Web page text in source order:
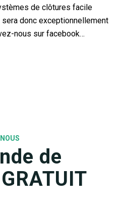
de clôtures facile
donc exceptionnellement
nous sur facebook…
de